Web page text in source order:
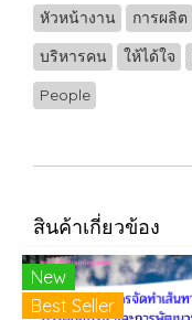
หัวหน้างาน
การผลิต
บริหารคน
ให้ได้ใจ
People
สินค้าเกี่ยวข้อง
New
Best Seller